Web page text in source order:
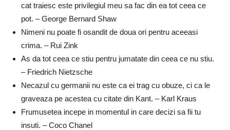
cat traiesc este privilegiul meu sa fac din ea tot ceea ce
pot. – George Bernard Shaw
Nimeni nu poate fi osandit de doua ori pentru aceeasi
crima. – Rui Zink
As da tot ceea ce stiu pentru jumatate din ceea ce nu stiu.
– Friedrich Nietzsche
Necazul cu germanii nu este ca ei trag cu obuze, ci ca le
graveaza pe acestea cu citate din Kant. – Karl Kraus
Frumusetea incepe in momentul in care decizi sa fii tu
insuti. – Coco Chanel